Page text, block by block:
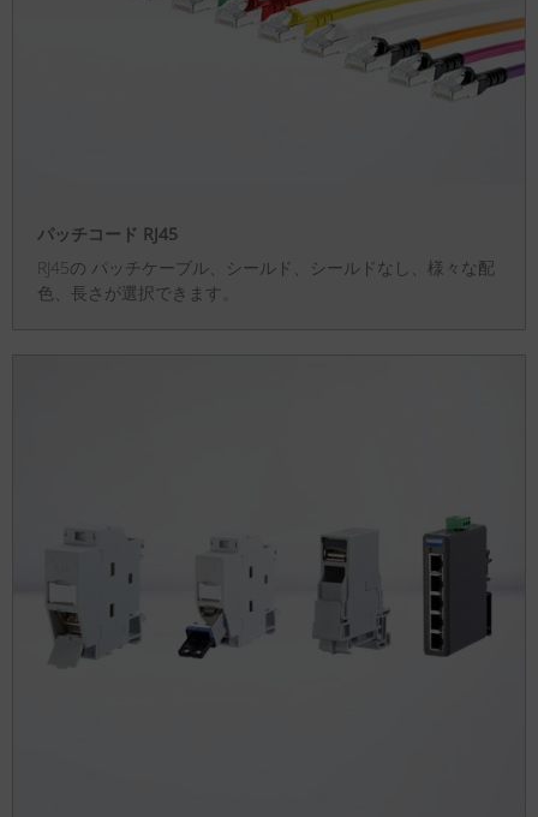
パッチコード RJ45
RJ45の パッチケーブル、シールド、シールドなし、様々な配
色、長さが選択できます。